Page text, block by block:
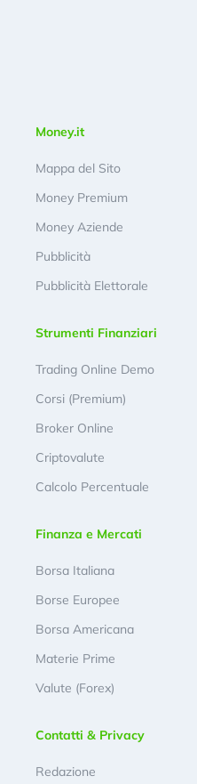
Money.it
Mappa del Sito
Money Premium
Money Aziende
Pubblicità
Pubblicità Elettorale
Strumenti Finanziari
Trading Online Demo
Corsi (Premium)
Broker Online
Criptovalute
Calcolo Percentuale
Finanza e Mercati
Borsa Italiana
Borse Europee
Borsa Americana
Materie Prime
Valute (Forex)
Contatti & Privacy
Redazione